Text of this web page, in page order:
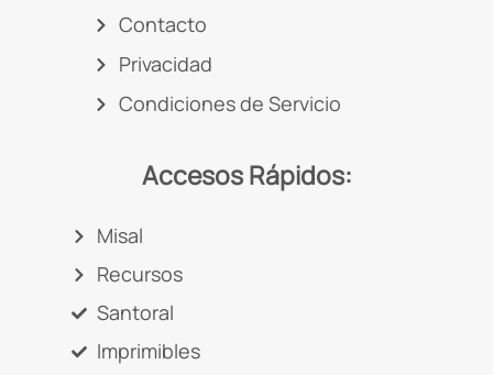
Contacto
Privacidad
Condiciones de Servicio
Accesos Rápidos:
Misal
Recursos
Santoral
Imprimibles